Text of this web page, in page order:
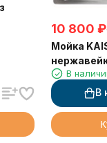
10 800 ₽
Мойка
В
В